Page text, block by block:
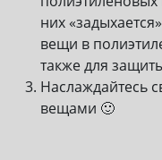
них
вещи в
также для
Наслаждайтесь
вещами 🙂